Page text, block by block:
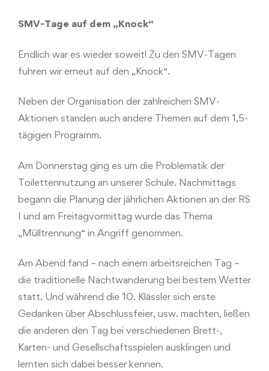
SMV-Tage auf dem „Knock“
Endlich war es wieder soweit! Zu den SMV-Tagen
fuhren wir erneut auf den „Knock“.
Neben der Organisation der zahlreichen SMV-
Aktionen standen auch andere Themen auf dem 1,5-
tägigen Programm.
Am Donnerstag ging es um die Problematik der
Toilettennutzung an unserer Schule. Nachmittags
begann die Planung der jährlichen Aktionen an der RS
I und am Freitagvormittag wurde das Thema
„Mülltrennung“ in Angriff genommen.
Am Abend fand – nach einem arbeitsreichen Tag –
die traditionelle Nachtwanderung bei bestem Wetter
statt. Und während die 10. Klässler sich erste
Gedanken über Abschlussfeier, usw. machten, ließen
die anderen den Tag bei verschiedenen Brett-,
Karten- und Gesellschaftsspielen ausklingen und
lernten sich dabei besser kennen.